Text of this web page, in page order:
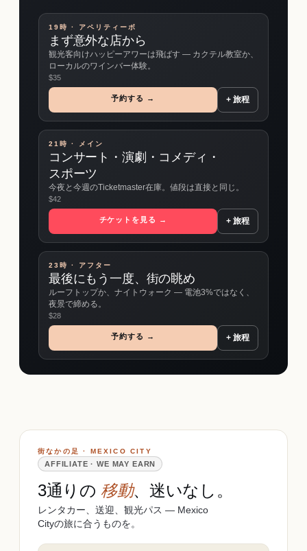
19時 · アペリティーボ
まず意外な店から
観光客向けハッピーアワーは飛ばす ― カクテル教室か、
ローカルのワインバー体験。
$35
予約する → + 旅程
21時 · メイン
コンサート・演劇・コメディ・
スポーツ
今夜と今週のTicketmaster在庫。値段は直接と同じ。
$42
チケットを見る → + 旅程
23時 · アフター
最後にもう一度、街の眺め
ルーフトップか、ナイトウォーク ― 電池3%ではなく、
夜景で締める。
$28
予約する → + 旅程
街なかの足 · MEXICO CITY
AFFILIATE · WE MAY EARN
3通りの移動、迷いなし。
レンタカー、送迎、観光パス ― Mexico
Cityの旅に合うものを。